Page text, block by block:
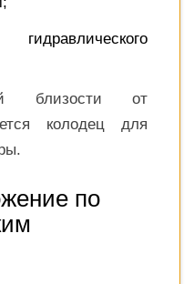
близости от
колодец для
по